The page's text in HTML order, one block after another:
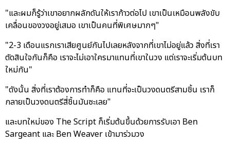
"และผมก็รู้ว่าเขาอยากผลักดันให้เราก้าวต่อไป เขาเป็นเหมือนพลังขับ
เคลื่อนของวงอยู่เสมอ เขาเป็นคนที่พิเศษมากๆ"
"2-3 เดือนแรกเราเสียศูนย์กันไปเลยหลังจากที่เขาไม่อยู่แล้ว สิ่งที่เรา
ตัดสินใจกันก็คือ เราจะไม่เอาใครมาแทนที่เขาในวง แต่เราจะเริ่มต้นบท
ใหม่กัน"
"ดังนั้น สิ่งที่เราต้องการทำก็คือ แทนที่จะเป็นวงดนตรีสามชิ้น เราก็
กลายเป็นวงดนตรีสี่ชิ้นมันซะเลย"
และบทใหม่ของ The Script ก็เริ่มต้นขึ้นด้วยการรับเอา Ben
Sargeant และ Ben Weaver เข้ามาร่วมวง